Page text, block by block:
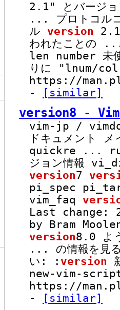
2.1" とバージョ
...
プロトコル
ル version 2.1
われたことの
len number 未
りに "lnum/
https://
-
[similar]
version8 - Vim
vim-jp /
ドキュメント メ
quickre
...
ジョン情報
version7
pi_spec
vim_faq
Last change:
by Bram
version8.0 よ
...
の情報を見
い: : version
new-vim-
https://
-
[similar]